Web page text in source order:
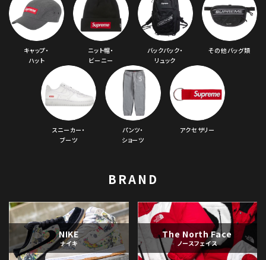
キャップ・
ハット
ニット帽・
ビーニー
バックパック・
リュック
その他バッグ類
スニーカー・
ブーツ
パンツ・
ショーツ
アクセサリー
BRAND
NIKE
ナイキ
The North Face
ノースフェイス